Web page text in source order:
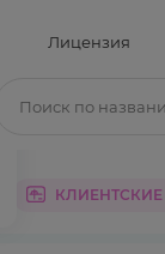
Лицензия
Поиск по